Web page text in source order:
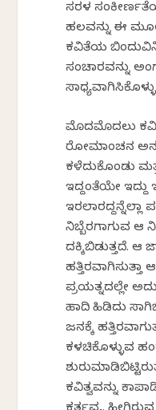
ಸರಳ
ಹಲವನ್ನು ಈ
ಕವಿತೆಯ
ಸಂಚಾರವನ್ನು
ಮೊದಮೊದಲು
ರೋಮಾಂಚನ
ಕಳೆದುಕೊಂಡು
ಇದ್ದಂತೆಯೇ ಇದ್ದು
ನಿಬ್ಬೆರಗಾಗುವ ಆ
ದಕ್ಕಿಬಿಡುತ್ತದೆ. ಆ
ಹತ್ತಿರವಾಗಿಸುತ್ತಾ
ಪ್ರಯತ್ನದಲ್ಲೇ
ಹಾದಿ ಹಿಡಿದು
ಜನಕ್ಕೆ
ಕಳಚಿಕೊಳ್ಳುವ
ಕವಿತ್ವವನ್ನು